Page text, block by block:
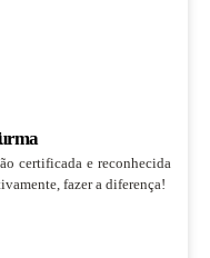
certificada e reconhecida
fazer a diferença!